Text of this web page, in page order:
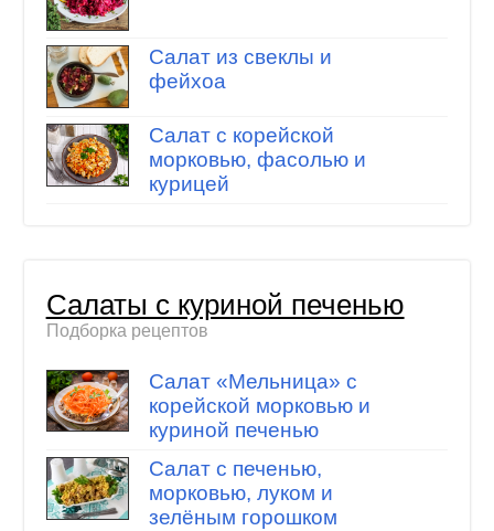
Салат из свеклы и
фейхоа
Салат с корейской
морковью, фасолью и
курицей
Салаты с куриной печенью
Подборка рецептов
Салат «Мельница» с
корейской морковью и
куриной печенью
Салат с печенью,
морковью, луком и
зелёным горошком